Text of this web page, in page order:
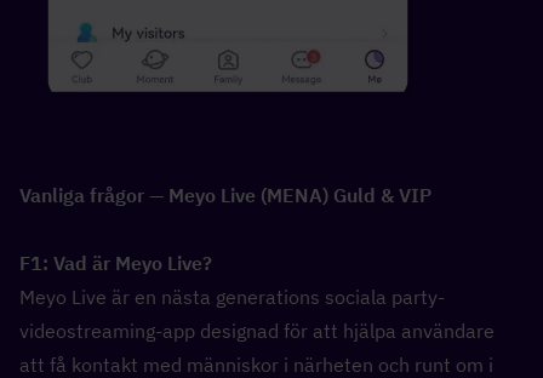
Vanliga frågor — Meyo Live (MENA) Guld & VIP
F1: Vad är Meyo Live?
Meyo Live är en nästa generations sociala party-
videostreaming-app designad för att hjälpa användare
att få kontakt med människor i närheten och runt om i